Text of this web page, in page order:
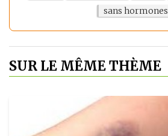
sans hormones
SUR LE MÊME THÈME